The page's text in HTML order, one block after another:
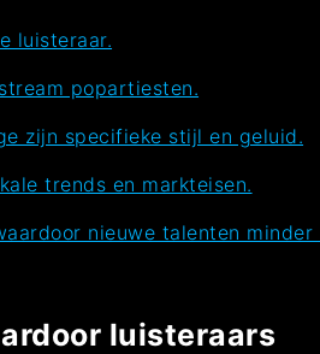
luisteraar.
popartiesten.
zijn specifieke stijl en geluid.
trends en markteisen.
nieuwe talenten minder
luisteraars